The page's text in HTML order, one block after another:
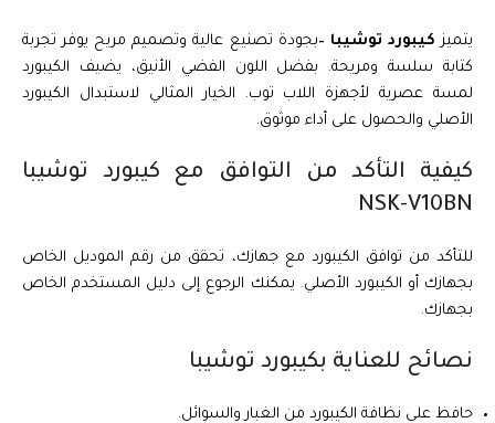
يتميز كيبورد توشيبا –بجودة تصنيع عالية وتصميم مريح يوفر تجربة
كتابة سلسة ومريحة. بفضل اللون الفضي الأنيق، يضيف الكيبورد
لمسة عصرية لأجهزة اللاب توب. الخيار المثالي لاستبدال الكيبورد
الأصلي والحصول على أداء موثوق.
كيفية التأكد من التوافق مع كيبورد توشيبا
NSK-V10BN
للتأكد من توافق الكيبورد مع جهازك، تحقق من رقم الموديل الخاص
بجهازك أو الكيبورد الأصلي. يمكنك الرجوع إلى دليل المستخدم الخاص
بجهازك.
نصائح للعناية بكيبورد توشيبا
حافظ على نظافة الكيبورد من الغبار والسوائل.